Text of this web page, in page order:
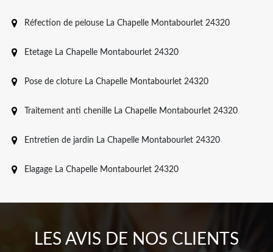
Réfection de pelouse La Chapelle Montabourlet 24320
Etetage La Chapelle Montabourlet 24320
Pose de cloture La Chapelle Montabourlet 24320
Traitement anti chenille La Chapelle Montabourlet 24320
Entretien de jardin La Chapelle Montabourlet 24320
Elagage La Chapelle Montabourlet 24320
LES AVIS DE NOS CLIENTS